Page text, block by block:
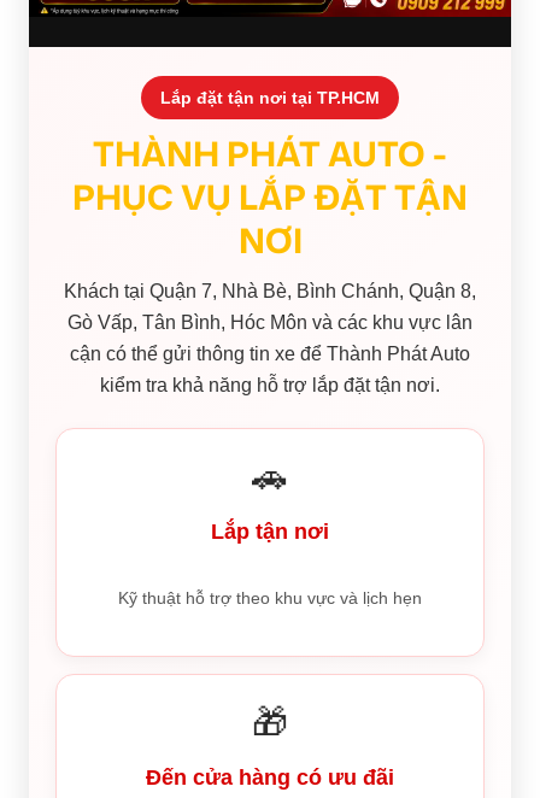
Lắp đặt tận nơi tại TP.HCM
THÀNH PHÁT AUTO -
PHỤC VỤ LẮP ĐẶT TẬN
NƠI
Khách tại Quận 7, Nhà Bè, Bình Chánh, Quận 8,
Gò Vấp, Tân Bình, Hóc Môn và các khu vực lân
cận có thể gửi thông tin xe để Thành Phát Auto
kiểm tra khả năng hỗ trợ lắp đặt tận nơi.
🚗
Lắp tận nơi
Kỹ thuật hỗ trợ theo khu vực và lịch hẹn
🎁
Đến cửa hàng có ưu đãi